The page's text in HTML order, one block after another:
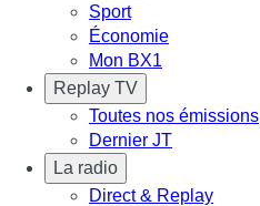
Sport
Économie
Mon BX1
Replay TV
Toutes nos émissions
Dernier JT
La radio
Direct & Replay